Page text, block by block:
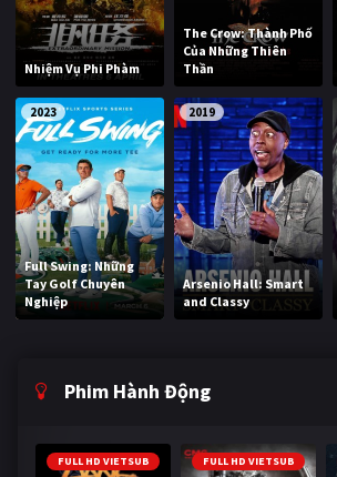
Nhiệm Vụ Phi Phàm
The Crow: Thành Phố
Của Những Thiên
Thần
2023
Full Swing: Những
Tay Golf Chuyên
Nghiệp
2019
Arsenio Hall: Smart
and Classy
Phim Hành Động
FULL HD VIETSUB FULL HD VIETSUB